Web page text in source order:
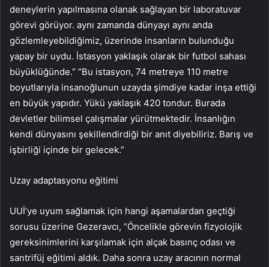
deneylerin yapılmasına olanak sağlayan bir laboratuvar
görevi görüyor. aynı zamanda dünyayı aynı anda
gözlemleyebildiğimiz, üzerinde insanların bulunduğu
yapay bir uydu. İstasyon yaklaşık olarak bir futbol sahası
büyüklüğünde.” “Bu istasyon, 74 metreye 110 metre
boyutlarıyla insanoğlunun uzayda şimdiye kadar inşa ettiği
en büyük yapıdır. Yükü yaklaşık 420 tondur. Burada
devletler bilimsel çalışmalar yürütmektedir. İnsanlığın
kendi dünyasını şekillendirdiği bir anıt diyebiliriz. Barış ve
işbirliği içinde bir gelecek.”
Uzay adaptasyonu eğitimi
UUİ’ye uyum sağlamak için hangi aşamalardan geçtiği
sorusu üzerine Gezeravcı, “Öncelikle görevin fizyolojik
gereksinimlerini karşılamak için alçak basınç odası ve
santrifüj eğitimi aldık. Daha sonra uzay aracının normal